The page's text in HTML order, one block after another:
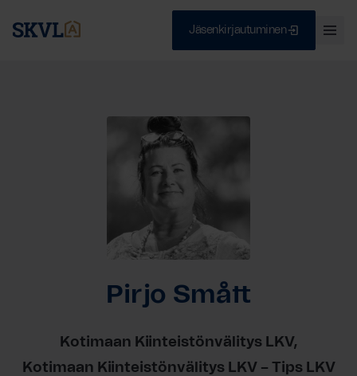
Jäsenkirjautuminen
Pirjo Smått
Kotimaan Kiinteistönvälitys LKV
Kotimaan Kiinteistönvälitys LKV – Tips LKV